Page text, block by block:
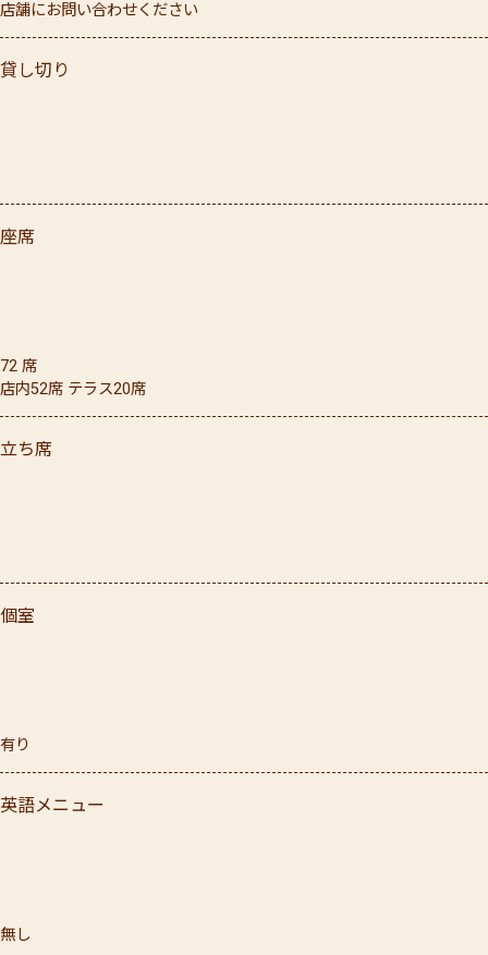
店舗にお問い合わせください
貸し切り
座席
72 席
店内52席 テラス20席
立ち席
個室
有り
英語メニュー
無し